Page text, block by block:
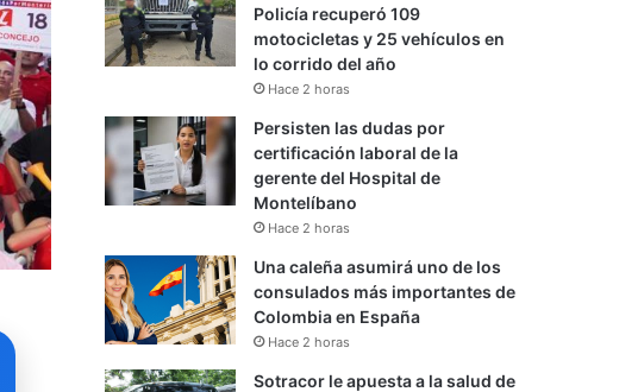
Policía recuperó 109
motocicletas y 25 vehículos en
lo corrido del año
Hace 2 horas
Persisten las dudas por
certificación laboral de la
gerente del Hospital de
Montelíbano
Hace 2 horas
Una caleña asumirá uno de los
consulados más importantes de
Colombia en España
Hace 2 horas
Sotracor le apuesta a la salud de